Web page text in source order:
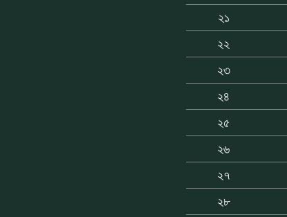
২১
২২
২৩
২৪
২৫
২৬
২৭
২৮